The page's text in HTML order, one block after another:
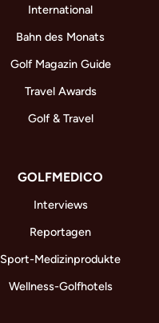
International
Bahn des Monats
Golf Magazin Guide
Travel Awards
Golf & Travel
GOLFMEDICO
Interviews
Reportagen
Sport-Medizinprodukte
Wellness-Golfhotels